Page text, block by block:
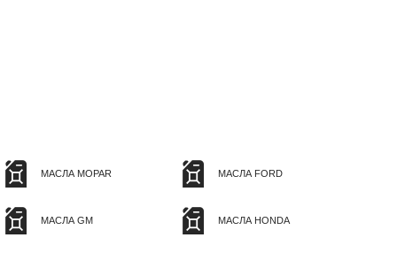
МАСЛА MOPAR
МАСЛА GM
МАСЛА FORD
МАСЛА HONDA